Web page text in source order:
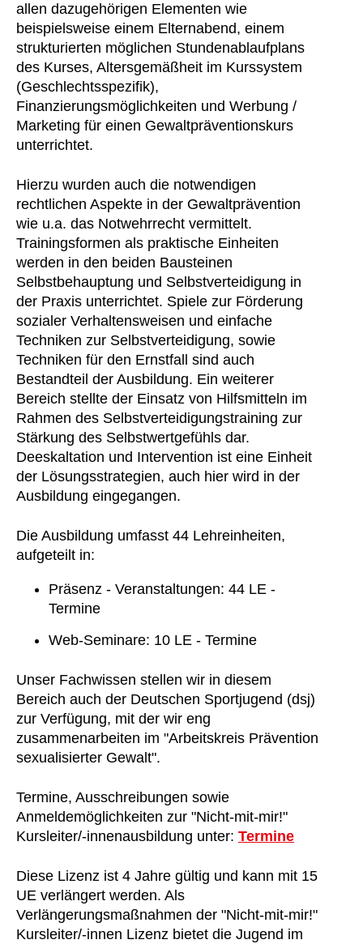
allen dazugehörigen Elementen wie
beispielsweise einem Elternabend, einem
strukturierten möglichen Stundenablaufplans
des Kurses, Altersgemäßheit im Kurssystem
(Geschlechtsspezifik),
Finanzierungsmöglichkeiten und Werbung /
Marketing für einen Gewaltpräventionskurs
unterrichtet.
Hierzu wurden auch die notwendigen
rechtlichen Aspekte in der Gewaltprävention
wie u.a. das Notwehrrecht vermittelt.
Trainingsformen als praktische Einheiten
werden in den beiden Bausteinen
Selbstbehauptung und Selbstverteidigung in
der Praxis unterrichtet. Spiele zur Förderung
sozialer Verhaltensweisen und einfache
Techniken zur Selbstverteidigung, sowie
Techniken für den Ernstfall sind auch
Bestandteil der Ausbildung. Ein weiterer
Bereich stellte der Einsatz von Hilfsmitteln im
Rahmen des Selbstverteidigungstraining zur
Stärkung des Selbstwertgefühls dar.
Deeskaltation und Intervention ist eine Einheit
der Lösungsstrategien, auch hier wird in der
Ausbildung eingegangen.
Die Ausbildung umfasst 44 Lehreinheiten,
aufgeteilt in:
Präsenz - Veranstaltungen: 44 LE -
Termine
Web-Seminare: 10 LE - Termine
Unser Fachwissen stellen wir in diesem
Bereich auch der Deutschen Sportjugend (dsj)
zur Verfügung, mit der wir eng
zusammenarbeiten im "Arbeitskreis Prävention
sexualisierter Gewalt".
Termine, Ausschreibungen sowie
Anmeldemöglichkeiten zur "Nicht-mit-mir!"
Kursleiter/-innenausbildung unter: Termine
Diese Lizenz ist 4 Jahre gültig und kann mit 15
UE verlängert werden. Als
Verlängerungsmaßnahmen der "Nicht-mit-mir!"
Kursleiter/-innen Lizenz bietet die Jugend im